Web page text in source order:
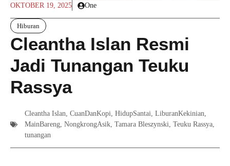
OKTOBER 19, 2025 One
Hiburan
Cleantha Islan Resmi
Jadi Tunangan Teuku
Rassya
Cleantha Islan, CuanDanKopi, HidupSantai, LiburanKekinian,
MainBareng, NongkrongAsik, Tamara Bleszynski, Teuku Rassya,
tunangan